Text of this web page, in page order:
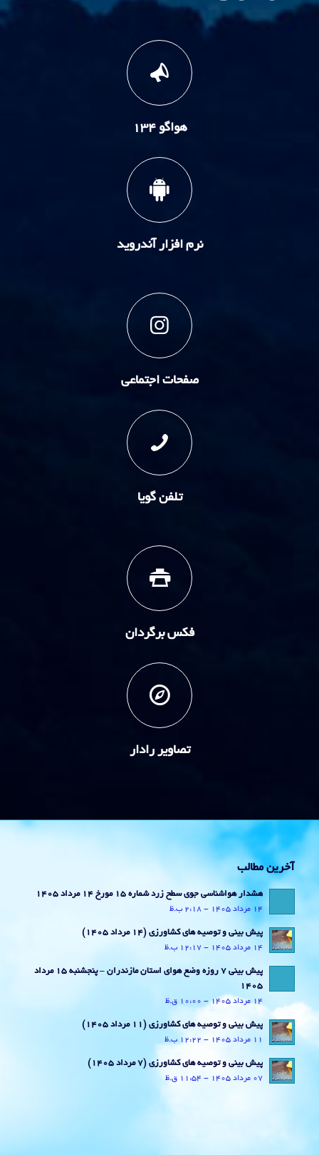
هواگو 134
نرم افزار آندروید
صفحات اجتماعی
تلفن گویا
فکس برگردان
تصاویر رادار
آخرین مطالب
هشدار هواشناسی جوی سطح زرد شماره 15 مورخ 14 مرداد 1405
14 مرداد 1405 - 2:18 ب.ظ
پیش بینی و توصیه های کشاورزی (14 مرداد ۱۴۰۵)
14 مرداد 1405 - 12:17 ب.ظ
پیش بینی 7 روزه وضع هوای استان مازندران – پنجشنبه 15 مرداد
1405
14 مرداد 1405 - 10:00 ق.ظ
پیش بینی و توصیه های کشاورزی (11 مرداد ۱۴۰۵)
11 مرداد 1405 - 12:22 ب.ظ
پیش بینی و توصیه های کشاورزی (7 مرداد ۱۴۰۵)
07 مرداد 1405 - 11:54 ق.ظ